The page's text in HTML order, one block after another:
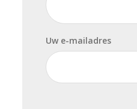
Uw e-mailadres